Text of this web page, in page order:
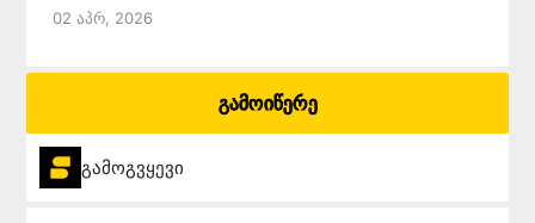
02 Აპრ, 2026
გამოიწერე
გამოგვყევი